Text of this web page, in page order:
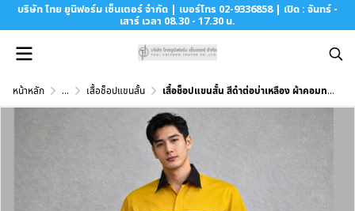
บริษัท ไทย ยูนิฟอร์ม เซ็นเตอร์ จำกัด | เบอร์โทร 02-9336858 | เปิด : จันทร์ -
เสาร์ เวลา 08.30 - 17.30 น.
หน้าหลัก ... เสื้อช็อปแขนสั้น เสื้อช็อปแขนสั้น สีดำต่อบ่าเหลือง ผ้าคอมทวิว (Comb Twill)